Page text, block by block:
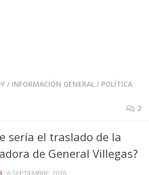
/ INFORMACIÓN GENERAL / POLÍTICA
2
sería el traslado de la
de General Villegas?
· 6 SEPTIEMBRE, 2016